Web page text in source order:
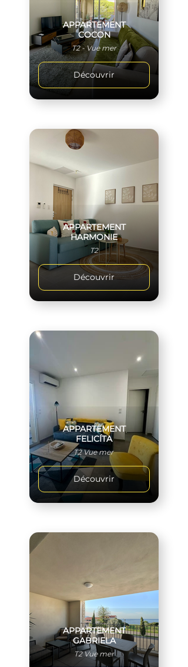
APPARTEMENT
COCON
T2 - Vue mer
Découvrir
APPARTEMENT
HARMONIE
T2
Découvrir
APPARTEMENT
FELICÍTA
T2 Vue mer
Découvrir
APPARTEMENT
GABRIELA
T2 Vue mer